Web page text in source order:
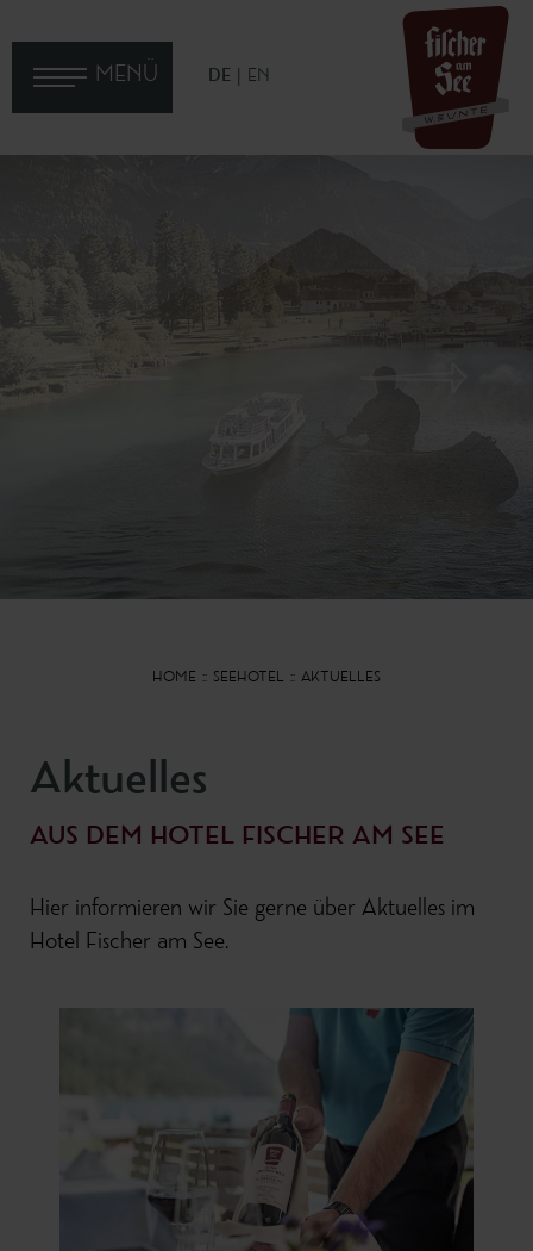
MENÜ DE EN
HOME SEEHOTEL AKTUELLES
Aktuelles
AUS DEM HOTEL FISCHER AM SEE
Hier informieren wir Sie gerne über Aktuelles im
Hotel Fischer am See.